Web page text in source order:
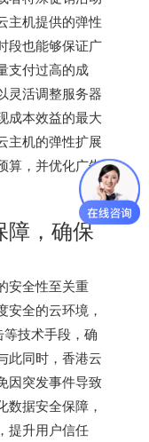
主机提供的弹性
段也能够保证广
支付过高的成
灵活调整服务器
成本效益的最大
主机的弹性扩展
算，并优化广告
障，确保
安全性至关重
安全的云环境，
技术手段，确
此同时，香港云
因突发事件导致
数据安全保障，
提升用户信任